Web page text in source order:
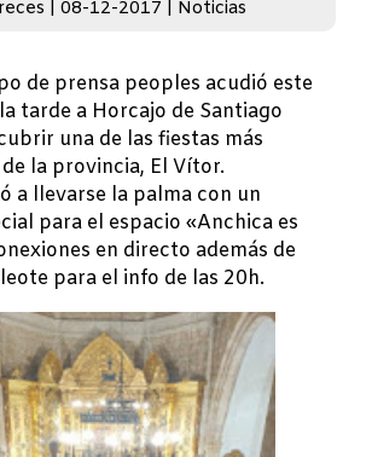
|08-12-2017 Noticias
de prensa peoples acudió este
tarde a Horcajo de Santiago
una de las fiestas más
la provincia, El Vítor.
a llevarse la palma con un
para el espacio «Anchica es
en directo además de
para el info de las 20h.